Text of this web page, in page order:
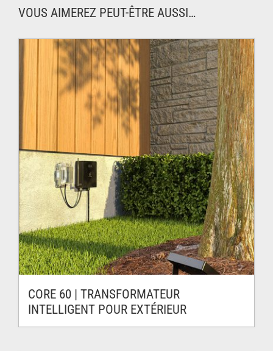
VOUS AIMEREZ PEUT-ÊTRE AUSSI…
CORE 60 | TRANSFORMATEUR
INTELLIGENT POUR EXTÉRIEUR